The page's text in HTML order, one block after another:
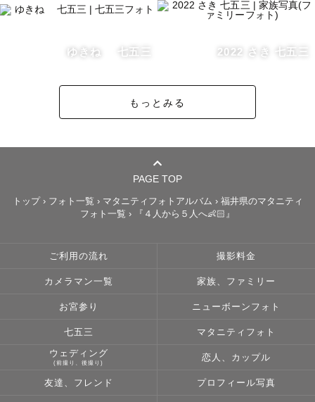
◎群馬県
高崎神社 / 群馬縣護國神社 / 進雄神社 / 山名八幡宮 /
大宮嚴鼓神社 / 富士浅間神社
根津神社 / 水天宮 / 富岡八幡宮 / 井草八幡宮 / 東鄉神社
櫻木神社
◎新潟県
寶德山稻荷大社 本宮 / 蒼柴神社 / 諏訪神社(新発田総鎮守)
ゆきね 七五三 2022 さき 七五三
もっとみる
PAGE TOP
トップ› フォト一覧 › マタニティフォトアルバム › 福井県のマタニティ
フォト一覧 › 『４人から５人へ👶🏻』
ご利用の流れ 撮影料金
カメラマン一覧 家族、ファミリー
お宮参り ニューボーンフォト
七五三 マタニティフォト
ウェディング
(前撮り、後撮り)
恋人、カップル
友達、フレンド プロフィール写真